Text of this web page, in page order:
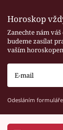
Horoskop
Zanechte nám
budeme zasílat
vaším
Odesláním